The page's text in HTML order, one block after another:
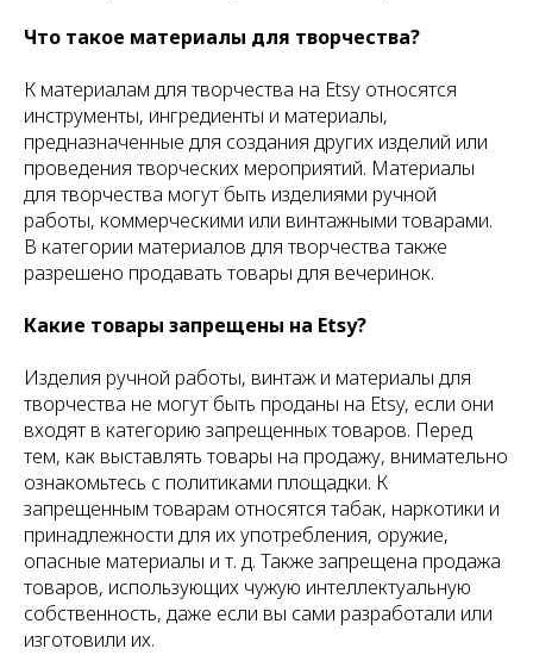
Что такое материалы для творчества?
К материалам для творчества на Etsy относятся
инструменты, ингредиенты и материалы,
предназначенные для создания других изделий или
проведения творческих мероприятий. Материалы
для творчества могут быть изделиями ручной
работы, коммерческими или винтажными товарами.
В категории материалов для творчества также
разрешено продавать товары для вечеринок.
Какие товары запрещены на Etsy?
Изделия ручной работы, винтаж и материалы для
творчества не могут быть проданы на Etsy, если они
входят в категорию запрещенных товаров. Перед
тем, как выставлять товары на продажу, внимательно
ознакомьтесь с политиками площадки. К
запрещенным товарам относятся табак, наркотики и
принадлежности для их употребления, оружие,
опасные материалы и т. д. Также запрещена продажа
товаров, использующих чужую интеллектуальную
собственность, даже если вы сами разработали или
изготовили их.